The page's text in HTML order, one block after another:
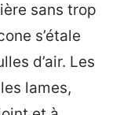
sans trop
s’étale
d’air. Les
lames,